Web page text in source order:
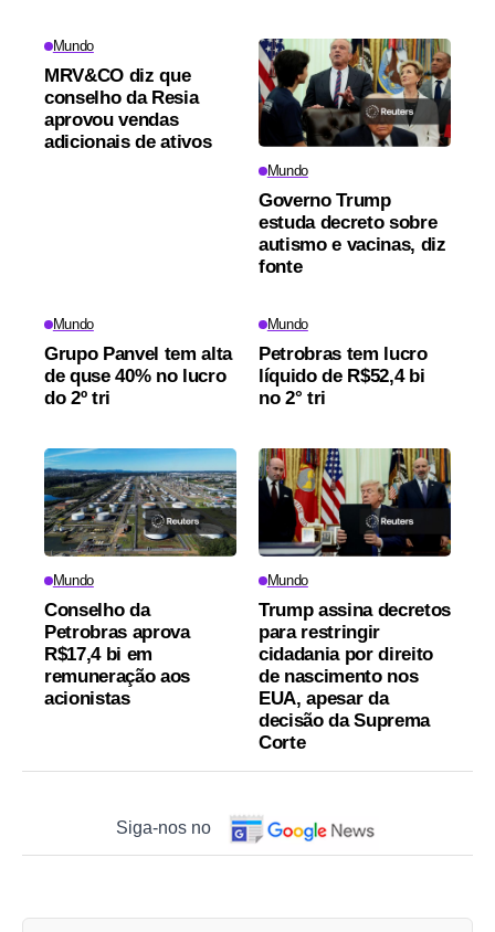
Mundo
MRV&CO diz que
conselho da Resia
aprovou vendas
adicionais de ativos
Mundo
Governo Trump
estuda decreto sobre
autismo e vacinas, diz
fonte
Mundo
Grupo Panvel tem alta
de quse 40% no lucro
do 2º tri
Mundo
Petrobras tem lucro
líquido de R$52,4 bi
no 2° tri
Mundo
Conselho da
Petrobras aprova
R$17,4 bi em
remuneração aos
acionistas
Mundo
Trump assina decretos
para restringir
cidadania por direito
de nascimento nos
EUA, apesar da
decisão da Suprema
Corte
Siga-nos no